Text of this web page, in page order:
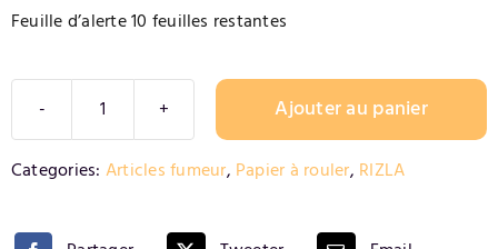
Feuille d’alerte 10 feuilles restantes
quantité
de
RIZLA
Ajouter au panier
Categories: Articles fumeur, Papier à rouler, RIZLA